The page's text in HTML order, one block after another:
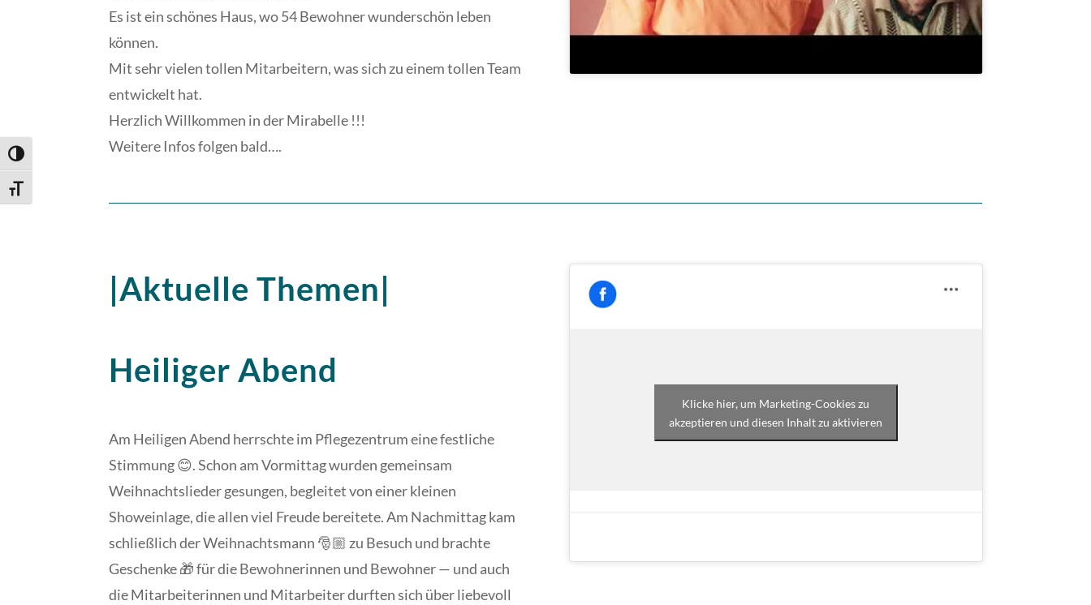
Umschalten auf hohe Kontraste
Schrift vergrößern
Es ist ein schönes Haus, wo 54 Bewohner wunderschön leben
können.
Mit sehr vielen tollen Mitarbeitern, was sich zu einem tollen Team
entwickelt hat.
Herzlich Willkommen in der Mirabelle !!!
Weitere Infos folgen bald….
|Aktuelle Themen|
Heiliger Abend
Am Heiligen Abend herrschte im Pflegezentrum eine festliche
Stimmung 😊. Schon am Vormittag wurden gemeinsam
Weihnachtslieder gesungen, begleitet von einer kleinen
Showeinlage, die allen viel Freude bereitete. Am Nachmittag kam
schließlich der Weihnachtsmann 🎅🏼 zu Besuch und brachte
Geschenke 🎁 für die Bewohnerinnen und Bewohner — und auch
die Mitarbeiterinnen und Mitarbeiter durften sich über liebevoll
Klicke hier, um Marketing-Cookies zu
akzeptieren und diesen Inhalt zu aktivieren